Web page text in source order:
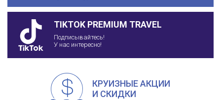
TIKTOK PREMIUM TRAVEL
Подписывайтесь!
У нас интересно!
КРУИЗНЫЕ АКЦИИ
И СКИДКИ